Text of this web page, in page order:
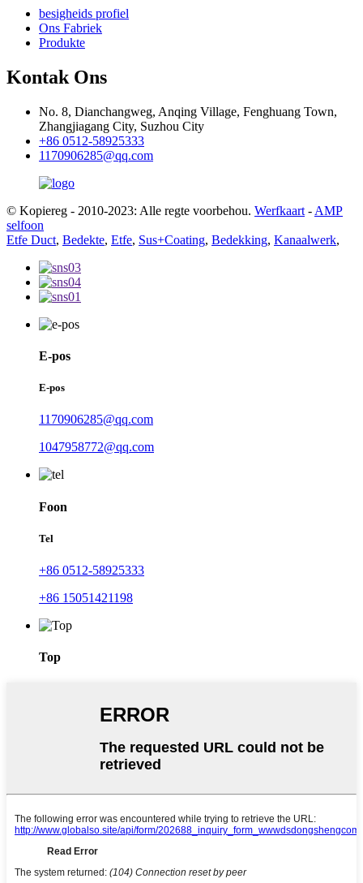
besigheids profiel
Ons Fabriek
Produkte
Kontak Ons
No. 8, Dianchangweg, Anqing Village, Fenghuang Town,
Zhangjiagang City, Suzhou City
+86 0512-58925333
1170906285@qq.com
© Kopiereg - 2010-2023: Alle regte voorbehou. Werfkaart - AMP
selfoon
Etfe Duct, Bedekte, Etfe, Sus+Coating, Bedekking, Kanaalwerk,
E-pos
E-pos
1170906285@qq.com
1047958772@qq.com
Foon
Tel
+86 0512-58925333
+86 15051421198
Top